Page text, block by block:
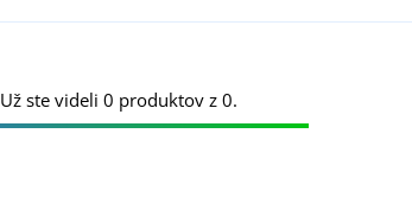
Už ste videli 0 produktov z 0.